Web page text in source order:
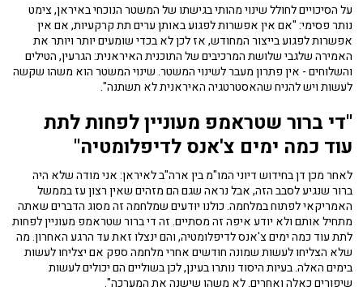
על הסיכויים לחולל שינוי מהותי בגישתו של המשטר הנוכחי באיראן, צימט
נותר פסימי: "אם אין אפשרות לפגוע באותן ערים תת קרקעיות, אם אין
אפשרות לפגוע בייצור המחודש, אז לכן לא בכדי שומעים יותר ויותר את
האמירה שלגבי שלושת המרכיבים של התוכנית האיראנית: הגרעין, הטילים
והשלוחים - אין פתרון מעבר לשינוי המשטר. שינוי המשטר הוא משהו שקשה
לעשות ויש להניח שהאסטרטגיה האיראנית לא תשתנה".
"די ברור שטראמפ מעוניין לפחות לתת
עוד כמה ימים צ'אנס לדיפלומטיה"
לאחר מכן דן בחידוש דיוני המו"מ בין ארה"ב לאיראן: אני מודה שלא היה
ברור שנגיע לסבב הזה, אבל נראה שגם הם מזהים שאין רצון עז בממשל
האמריקאי לפתוח במלחמה. כולנו יודעים שמלחמה זה מסוג הדברים שאתה
מתחיל אותם ולא יודע איפה זה מסתיים. זה די ברור שטראמפ מעוניין לפחות
לתת עוד כמה ימים צ'אנס לדיפלומטיה, והם ינצלו זאת עד הרגע האחרון. מה
שלא הצליחו לעשות שמונה חודשים אחרי מלחמה ספק אם יצליחו לעשות
בימים האלה. בעיות היסוד נותרו בעינן, לכן בשוליים הם יכולים לעשות
שיפורים כאלה ואחרים. לא משהו שישנה את המערכה".